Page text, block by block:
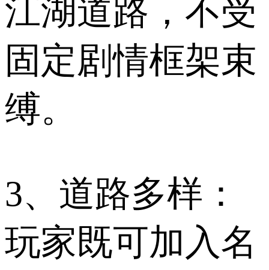
江湖道路，不受
固定剧情框架束
缚。
3、道路多样：
玩家既可加入名